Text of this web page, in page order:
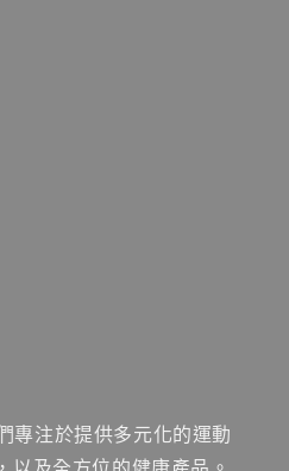
注於提供多元化的運動